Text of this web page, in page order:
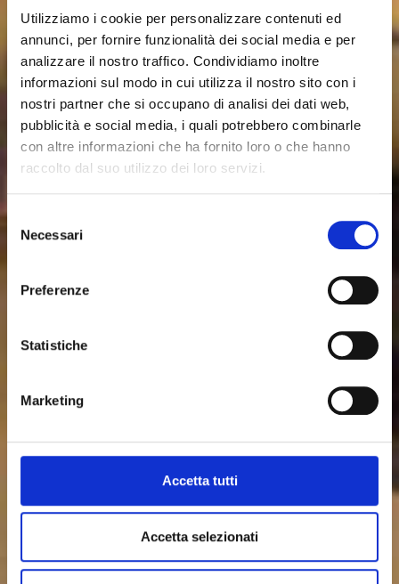
Utilizziamo i cookie per personalizzare contenuti ed
annunci, per fornire funzionalità dei social media e per
analizzare il nostro traffico. Condividiamo inoltre
informazioni sul modo in cui utilizza il nostro sito con i
nostri partner che si occupano di analisi dei dati web,
pubblicità e social media, i quali potrebbero combinarle
con altre informazioni che ha fornito loro o che hanno
raccolto dal suo utilizzo dei loro servizi.
Selezione
delNecessari
Preferenze
Statistiche
Marketing
Accetta tutti
Accetta selezionati
Forming and Press
SINGLE-OPENING
PALLET BLOCK PRESS
pallet blocks from all varieties of wood-based raw